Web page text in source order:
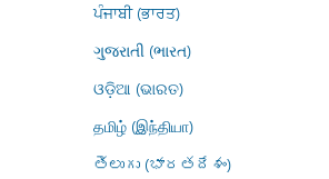
ਪੰਜਾਬੀ (ਭਾਰਤ)
ગુજરાતી (ભારત)
ଓଡ଼ିଆ (ଭାରତ)
தமிழ் (இந்தியா)
తెలుగు (భారతదేశం)